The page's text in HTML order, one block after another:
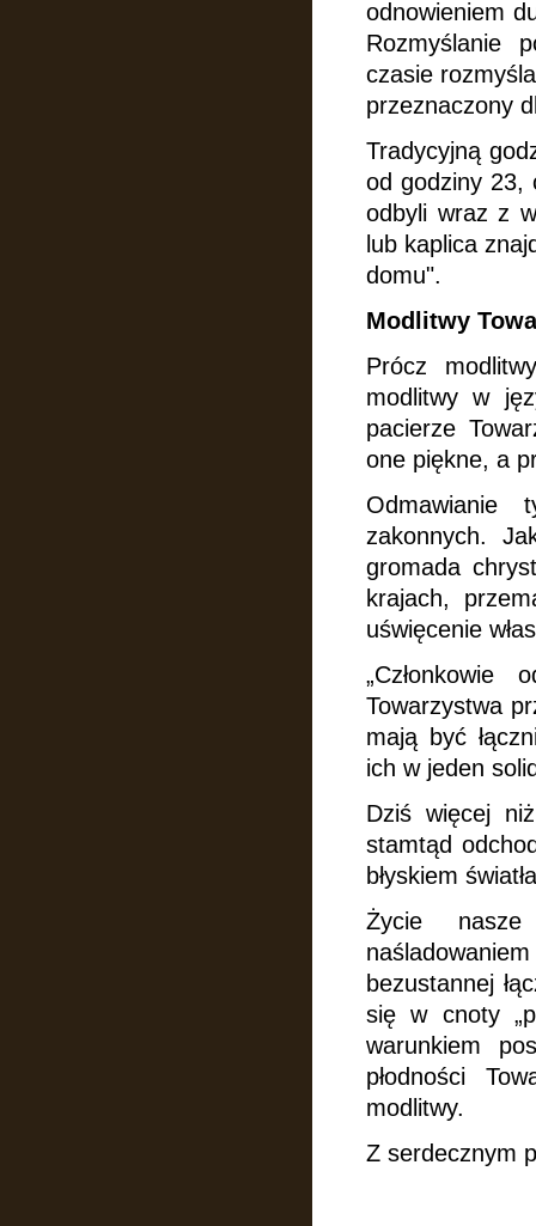
odnowieniem
Rozmyślanie
czasie
przeznaczony
Tradycyjną
od godziny 23,
odbyli wraz z
lub kaplica
domu".
Modlitwy
Prócz
modlitwy w
pacierze
one piękne, a
Odmawianie
zakonnych.
gromada
krajach,
uświęcenie
„Członkowie
Towarzystwa
mają być
ich w jeden
Dziś więcej
stamtąd
błyskiem
Życie nasze
bezustannej
się w cnoty
warunkiem
płodności
modlitwy.
Z serdecznym